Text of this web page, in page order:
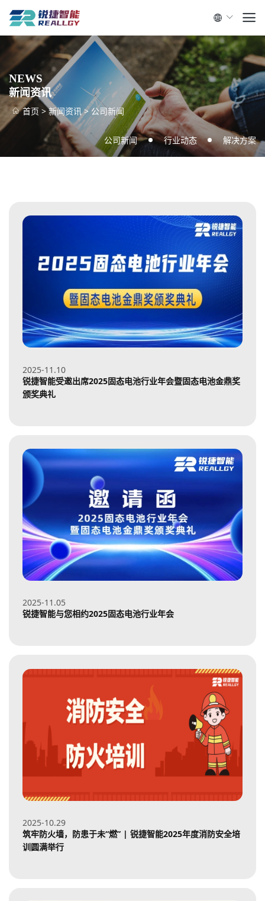
NEWS
新闻资讯
首页 > 新闻资讯 > 公司新闻
公司新闻 行业动态 解决方案
10
2025-11
锐捷智能受邀出席2025固态电池行业年会暨固态电池金鼎奖
颁奖典礼
05
2025-11
锐捷智能与您相约2025固态电池行业年会
29
2025-10
筑牢防火墙，防患于未“燃” | 锐捷智能2025年度消防安全培
训圆满举行